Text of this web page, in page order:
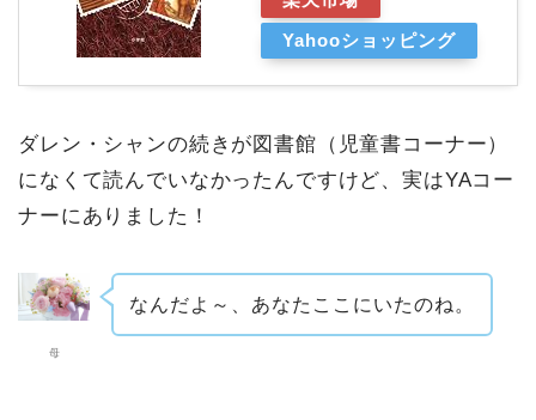
Yahooショッピング
ダレン・シャンの続きが図書館（児童書コーナー）
になくて読んでいなかったんですけど、実はYAコー
ナーにありました！
母
なんだよ～、あなたここにいたのね。